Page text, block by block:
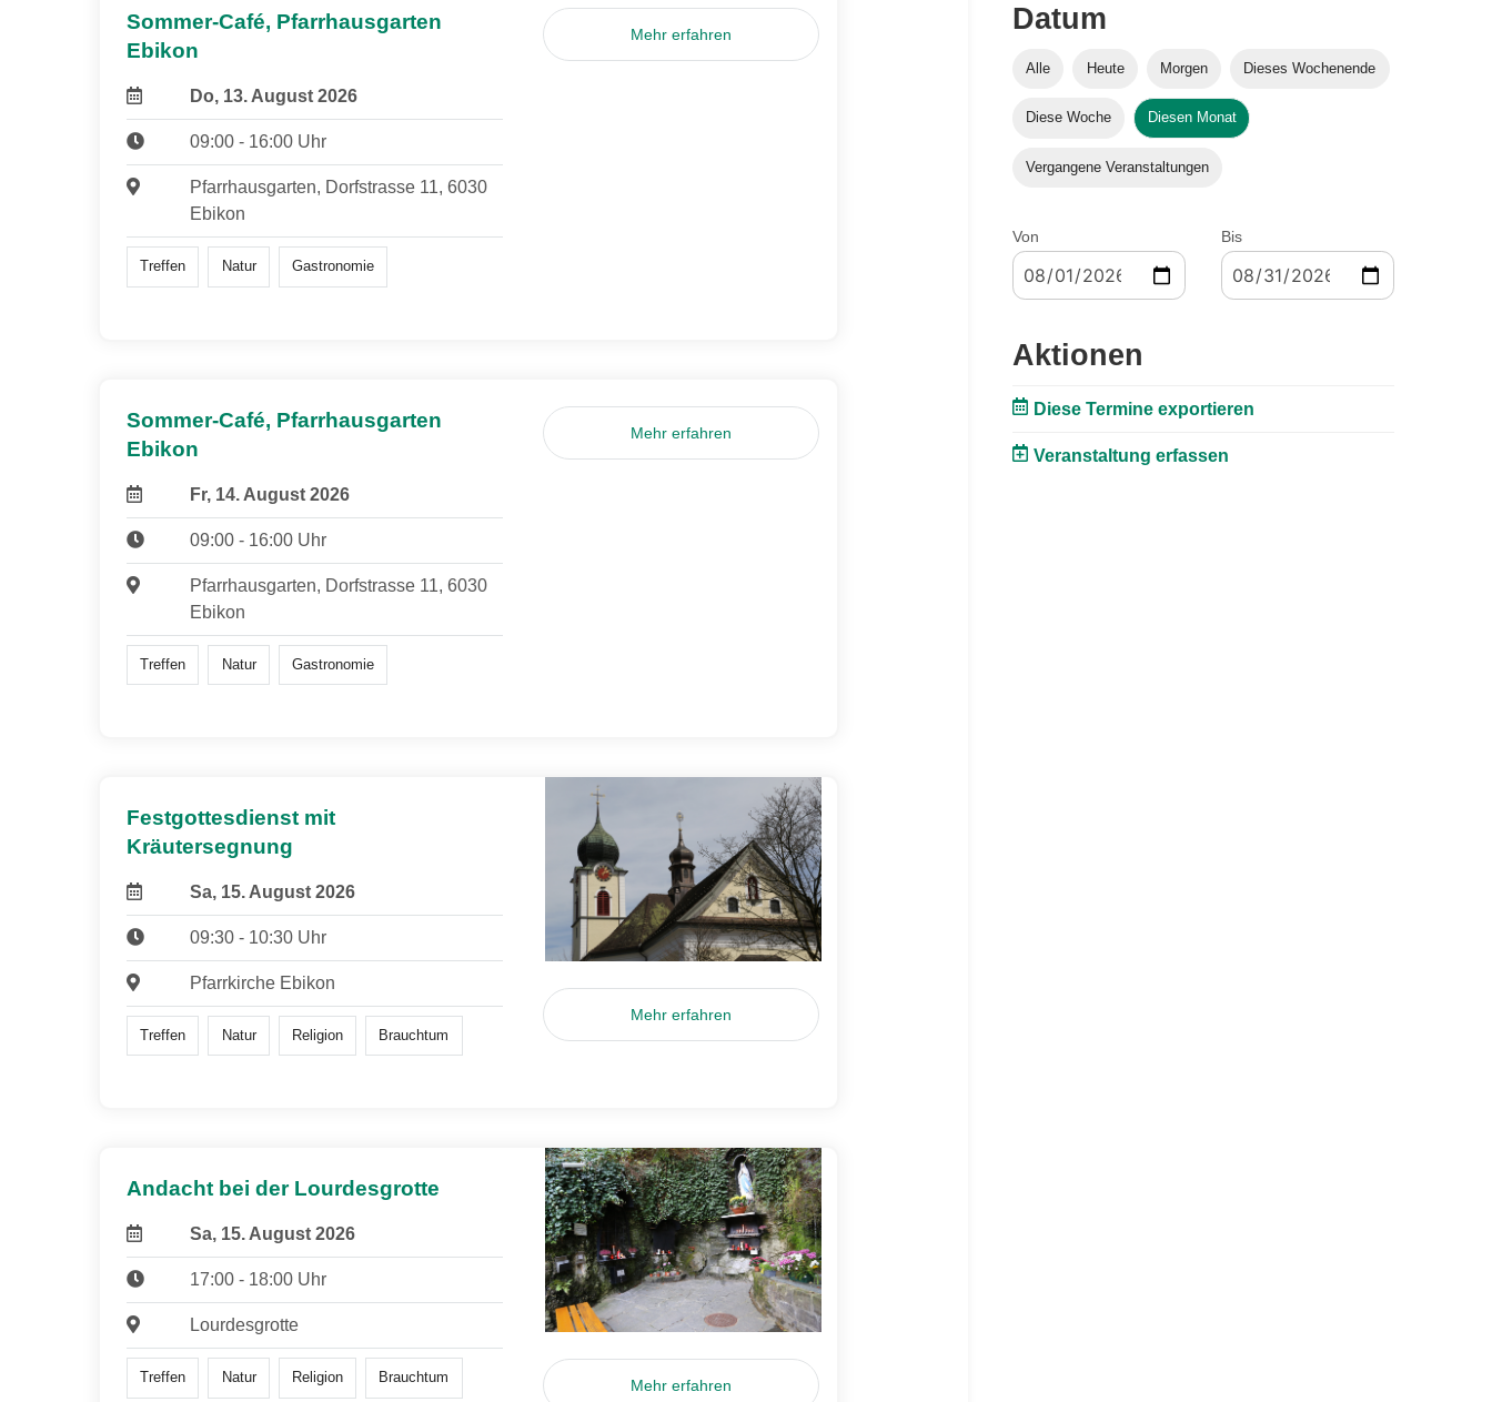
Sommer-Café, Pfarrhausgarten
Ebikon
Do, 13. August 2026
09:00 - 16:00 Uhr
Pfarrhausgarten, Dorfstrasse 11, 6030
Ebikon
Treffen Natur Gastronomie
Mehr erfahren
Sommer-Café, Pfarrhausgarten
Ebikon
Fr, 14. August 2026
09:00 - 16:00 Uhr
Pfarrhausgarten, Dorfstrasse 11, 6030
Ebikon
Treffen Natur Gastronomie
Mehr erfahren
Festgottesdienst mit
Kräutersegnung
Sa, 15. August 2026
09:30 - 10:30 Uhr
Pfarrkirche Ebikon
Treffen Natur Religion Brauchtum
Mehr erfahren
Andacht bei der Lourdesgrotte
Sa, 15. August 2026
17:00 - 18:00 Uhr
Lourdesgrotte
Treffen Natur Religion Brauchtum Mehr erfahren
Datum
Alle Heute Morgen Dieses Wochenende
Diese Woche Diesen Monat
Vergangene Veranstaltungen
Von Bis
Aktionen
Diese Termine exportieren
Veranstaltung erfassen